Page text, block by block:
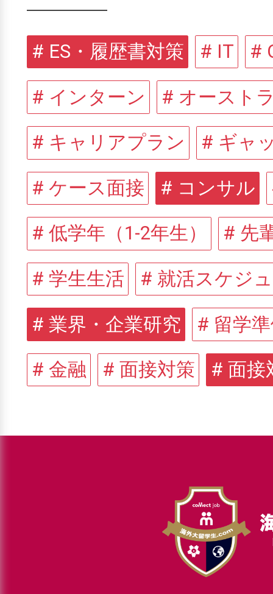
# ES・履歴書対策 # IT #
# インターン # オースト
# キャリアプラン # ギャ
# ケース面接 # コンサル
# 低学年（1-2年生） # 先
# 学生生活 # 就活スケジ
# 業界・企業研究 # 留学
# 金融 # 面接対策 # 面接